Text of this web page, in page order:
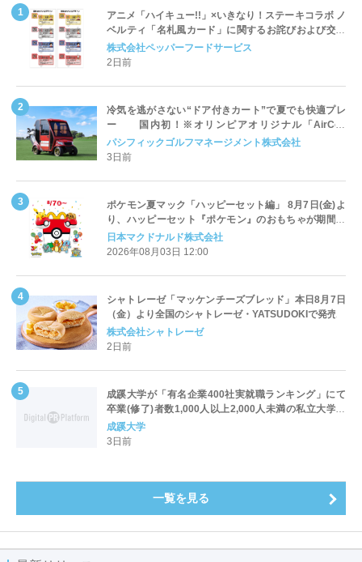
アニメ「ハイキュー!!」×いきなり！ステーキコラボ ノ
ベルティ「名札風カード」に関するお詫びおよび交換
対応についてのご案内
株式会社ペッパーフードサービス
2日前
冷気を逃がさない“ドア付きカート”で夏でも快適プレ
ー 国内初！※オリンピアオリジナル「AirCon
Cart（エアコンカート）」導入 | ＰＧＭ
パシフィックゴルフマネージメント株式会社
3日前
ポケモン夏マック「ハッピーセット編」 8月7日(金)よ
り、ハッピーセット『ポケモン』のおもちゃが期間限
定登場
日本マクドナルド株式会社
2026年08月03日 12:00
シャトレーゼ「マッケンチーズブレッド」本日8月7日
（金）より全国のシャトレーゼ・YATSUDOKIで発売
株式会社シャトレーゼ
2日前
成蹊大学が「有名企業400社実就職ランキング」にて
卒業(修了)者数1,000人以上2,000人未満の私立大学で
全国第1位を獲得！～実就職率は26.5%（前年比＋
4.3pt）に伸長、東京の私立大学でも10位にランクイン
成蹊大学
3日前
一覧を見る